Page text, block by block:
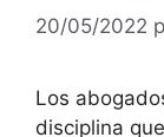
20/05/2022
Los
disciplina